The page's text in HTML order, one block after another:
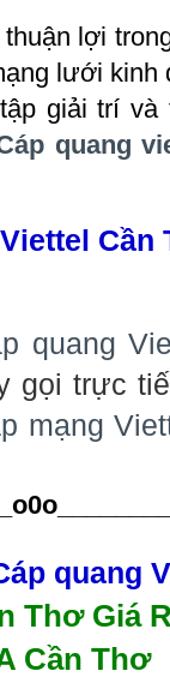
lợi
lưới
giải trí và
quang
Cần
quang
gọi trực
mạng
quang
Thơ Giá
Cần Thơ